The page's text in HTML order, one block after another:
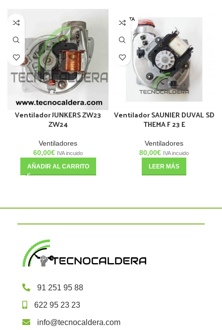
Ventilador JUNKERS ZW23
ZW24
Ventiladores
60,00€ IVA incuido
AÑADIR AL CARRITO
AGOTA
DO
Ventilador SAUNIER DUVAL SD
THEMA F 23 E
Ventiladores
80,00€ IVA incuido
LEER MÁS
91 251 95 88
622 95 23 23
info@tecnocaldera.com